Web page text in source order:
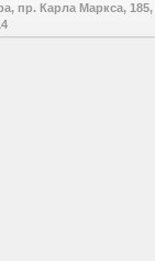
пр. Карла Маркса, 185,